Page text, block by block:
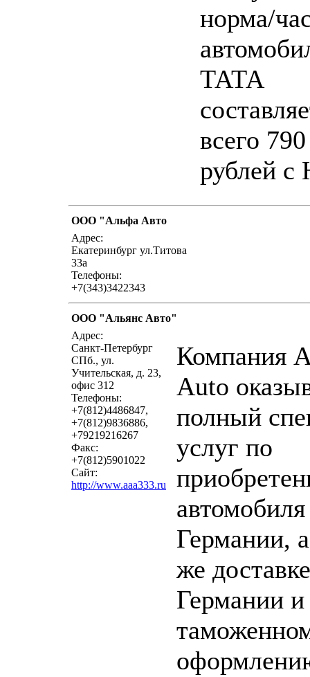
норма/
ТАТА
всего 790
рублей
ООО "Альфа Авто
Адрес:
Екатеринбург ул.Титова
33а
Телефоны:
+7(343)3422343
ООО "Альянс Авто"
Адрес:
Санкт-Петербург
СПб., ул.
Учительская, д. 23,
офис 312
Телефоны:
+7(812)4486847,
+7(812)9836886,
+79219216267
Факс:
+7(812)5901022
Сайт:
http://www.aaa333.ru
Компания
Auto
полный
услуг по
Германии,
же
Германии и